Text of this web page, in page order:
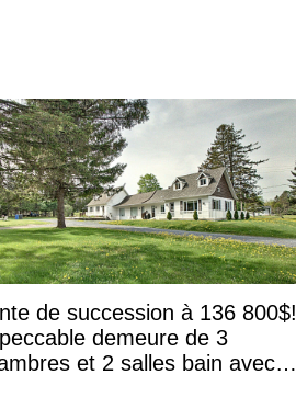
de succession à 136 800$!
demeure de 3
et 2 salles bain avec